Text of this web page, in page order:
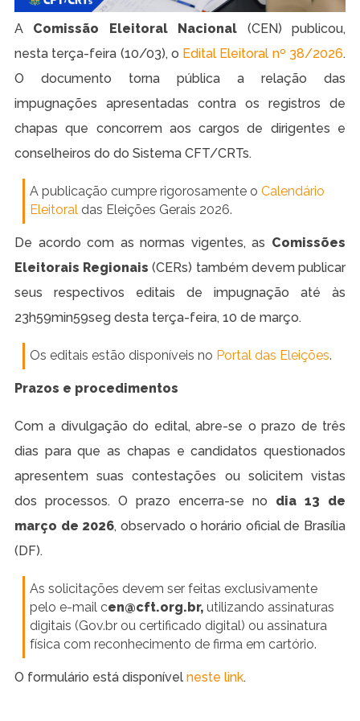
A Comissão Eleitoral Nacional (CEN) publicou,
nesta terça-feira (10/03), o Edital Eleitoral nº 38/2026.
O documento torna pública a relação das
impugnações apresentadas contra os registros de
chapas que concorrem aos cargos de dirigentes e
conselheiros do do Sistema CFT/CRTs.
A publicação cumpre rigorosamente o Calendário
Eleitoraldas Eleições Gerais 2026.
De acordo com as normas vigentes, as Comissões
Eleitorais Regionais (CERs) também devem publicar
seus respectivos editais de impugnação até às
23h59min59seg desta terça-feira, 10 de março.
Os editais estão disponíveis no Portal das Eleições.
Prazos e procedimentos
Com a divulgação do edital, abre-se o prazo de três
dias para que as chapas e candidatos questionados
apresentem suas contestações ou solicitem vistas
dos processos. O prazo encerra-se no dia 13 de
março de 2026, observado o horário oficial de Brasília
(DF).
As solicitações devem ser feitas exclusivamente
pelo e-mail cen@cft.org.br,utilizando assinaturas
digitais (Gov.br ou certificado digital) ou assinatura
física com reconhecimento de firma em cartório.
O formulário está disponível neste link.